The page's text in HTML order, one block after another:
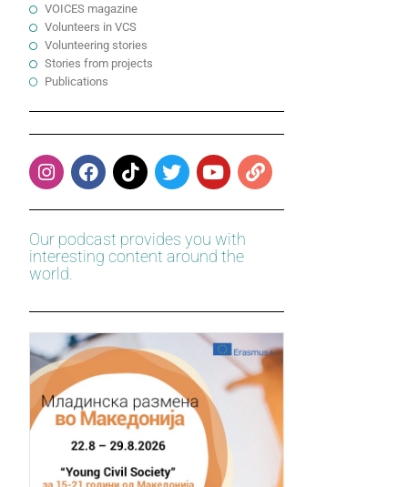
VOICES magazine
Volunteers in VCS
Volunteering stories
Stories from projects
Publications
Our podcast provides you with
interesting content around the
world.